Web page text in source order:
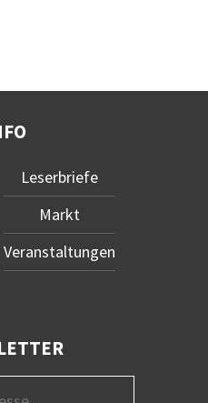
Leserbriefe
Markt
Veranstaltungen